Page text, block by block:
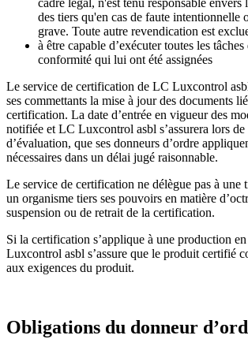
des tiers qu'en cas de faute intentionnelle
grave. Toute autre revendication est
à être capable d’exécuter toutes les
conformité qui lui ont été assignées
Le service de certification de LC Luxcontrol
ses commettants la mise à jour des documents
certification. La date d’entrée en vigueur des
notifiée et LC Luxcontrol asbl s’assurera lors de
d’évaluation, que ses donneurs d’ordre
nécessaires dans un délai jugé raisonnable.
Le service de certification ne délègue pas à une
un organisme tiers ses pouvoirs en matière
suspension ou de retrait de la certification.
Si la certification s’applique à une production
Luxcontrol asbl s’assure que le produit certifié
aux exigences du produit.
Obligations du donneur